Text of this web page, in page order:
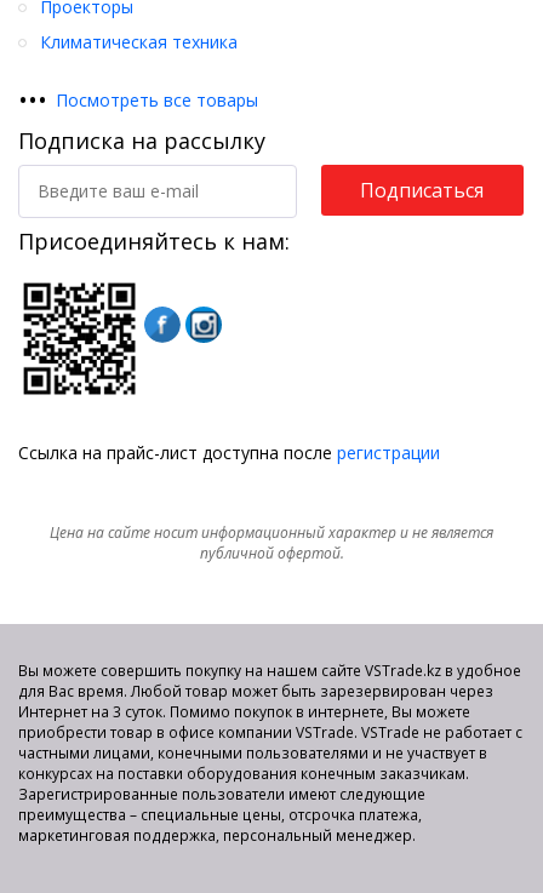
Проекторы
Климатическая техника
••• Посмотреть все товары
Подписка на рассылку
Подписаться
Присоединяйтесь к нам:
Ссылка на прайс-лист доступна после регистрации
Цена на сайте носит информационный характер и не является
публичной офертой.
Вы можете совершить покупку на нашем сайте VSTrade.kz в удобное
для Вас время. Любой товар может быть зарезервирован через
Интернет на 3 суток. Помимо покупок в интернете, Вы можете
приобрести товар в офисе компании VSTrade. VSTrade не работает с
частными лицами, конечными пользователями и не участвует в
конкурсах на поставки оборудования конечным заказчикам.
Зарегистрированные пользователи имеют следующие
преимущества – специальные цены, отсрочка платежа,
маркетинговая поддержка, персональный менеджер.